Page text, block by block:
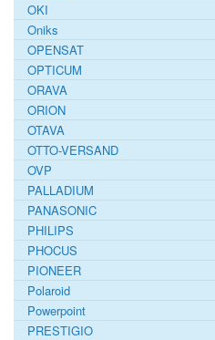
OKI
Oniks
OPENSAT
OPTICUM
ORAVA
ORION
OTAVA
OTTO-VERSAND
OVP
PALLADIUM
PANASONIC
PHILIPS
PHOCUS
PIONEER
Polaroid
Powerpoint
PRESTIGIO